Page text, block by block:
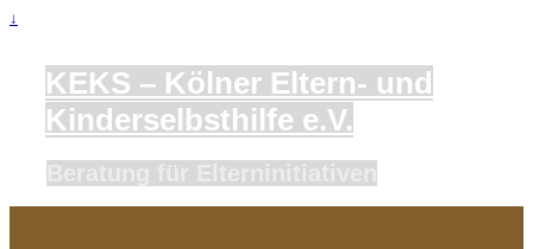
↓
KEKS – Kölner Eltern- und
Kinderselbsthilfe e.V.